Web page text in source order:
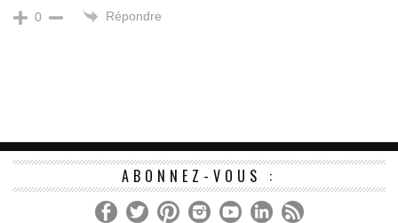
0 Répondre
ABONNEZ-VOUS :